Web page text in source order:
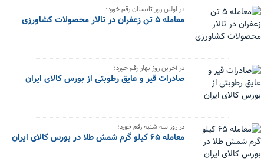
در اولین روز تابستان رقم خورد؛
معامله ۵ تن زعفران در تالار محصولات کشاورزی
در آخرین روز بهار رقم خورد؛
صادرات قیر و عایق رطوبتی از بورس کالای ایران
در روز سه شنبه رقم خورد؛
معامله ۶۵ کیلو گرم شمش طلا در بورس کالای ایران